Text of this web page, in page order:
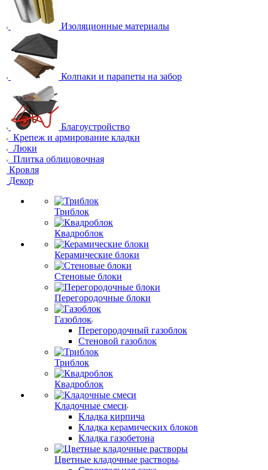
Изоляционные материалы
Колпаки и парапеты на забор
Благоустройство
Крепеж и армирование кладки
Люки
Плитка облицовочная
Кровля
Декор
Триблок
Квадроблок
Керамические блоки
Стеновые блоки
Перегородочные блоки
Газоблок
Перегородочный газоблок
Стеновой газоблок
Триблок
Квадроблок
Кладочные смеси
Кладка кирпича
Кладка керамических блоков
Кладка газобетона
Цветные кладочные растворы